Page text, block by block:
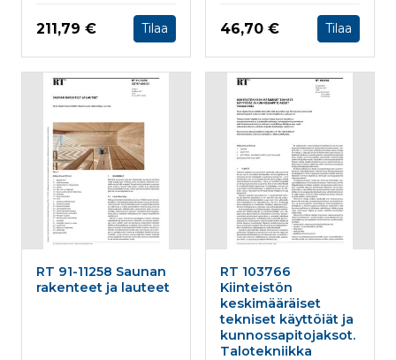
Hinta nyt
211,79 € Tilaa Hinta nyt
46,70 € Tilaa
RT 91-11258 Saunan
rakenteet ja lauteet
RT 103766
Kiinteistön
keskimääräiset
tekniset käyttöiät ja
kunnossapitojaksot.
Talotekniikka